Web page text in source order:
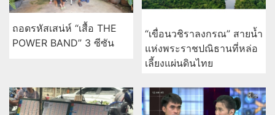
ถอดรหัสเสน่ห์ “เสื้อ THE
POWER BAND” 3 ซีซัน
“เขื่อนวชิราลงกรณ” สายน้ำ
แห่งพระราชปณิธานที่หล่อ
เลี้ยงแผ่นดินไทย